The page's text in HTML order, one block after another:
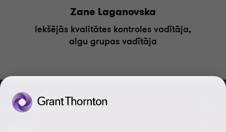
Zane Laganovska
Iekšējās kvalitātes kontroles vadītāja,
algu grupas vadītāja
CONNECT